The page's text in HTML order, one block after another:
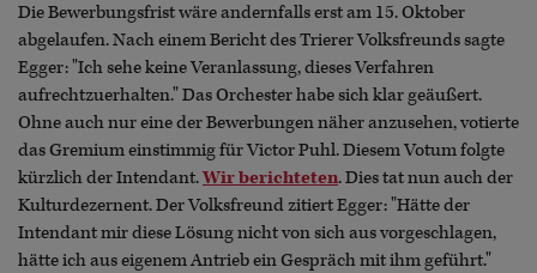
Die Bewerbungsfrist wäre andernfalls erst am 15. Oktober
abgelaufen. Nach einem Bericht des Trierer Volksfreunds sagte
Egger: "Ich sehe keine Veranlassung, dieses Verfahren
aufrechtzuerhalten." Das Orchester habe sich klar geäußert.
Ohne auch nur eine der Bewerbungen näher anzusehen, votierte
das Gremium einstimmig für Victor Puhl. Diesem Votum folgte
kürzlich der Intendant.Wir berichteten. Dies tat nun auch der
Kulturdezernent. Der Volksfreund zitiert Egger: "Hätte der
Intendant mir diese Lösung nicht von sich aus vorgeschlagen,
hätte ich aus eigenem Antrieb ein Gespräch mit ihm geführt."